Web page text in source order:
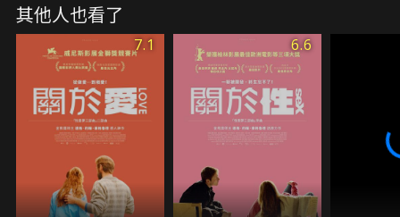
的希望；1980年他在馬德里與初戀相遇而後分開，寫
作成為失戀痛苦的排解，意外為他開啟電影的世界。
其他人也看了
7.1 6.6